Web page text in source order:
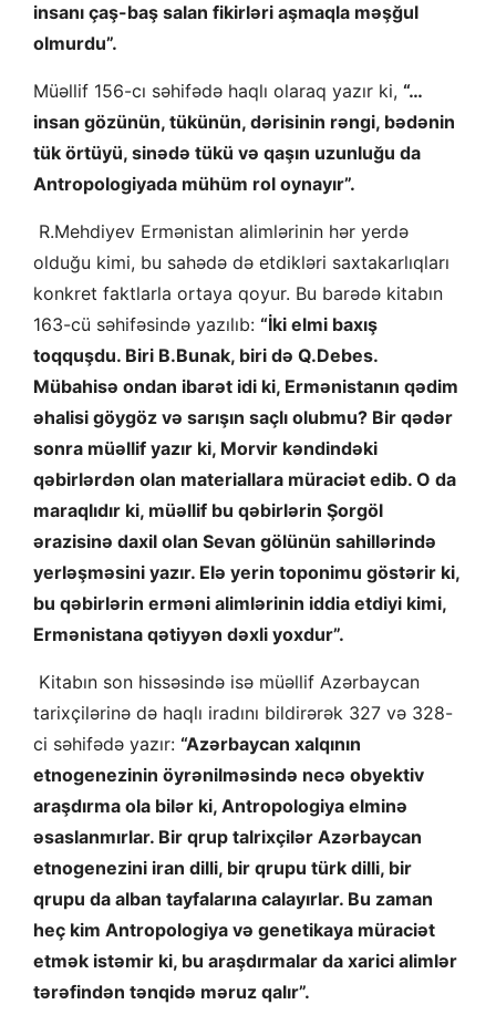
insanı çaş-baş salan fikirləri aşmaqla məşğul
olmurdu”.
Müəllif 156-cı səhifədə haqlı olaraq yazır ki, “…
insan gözünün, tükünün, dərisinin rəngi, bədənin
tük örtüyü, sinədə tükü və qaşın uzunluğu da
Antropologiyada mühüm rol oynayır”.
R.Mehdiyev Ermənistan alimlərinin hər yerdə
olduğu kimi, bu sahədə də etdikləri saxtakarlıqları
konkret faktlarla ortaya qoyur. Bu barədə kitabın
163-cü səhifəsində yazılıb: “İki elmi baxış
toqquşdu. Biri B.Bunak, biri də Q.Debes.
Mübahisə ondan ibarət idi ki, Ermənistanın qədim
əhalisi göygöz və sarışın saçlı olubmu? Bir qədər
sonra müəllif yazır ki, Morvir kəndindəki
qəbirlərdən olan materiallara müraciət edib. O da
maraqlıdır ki, müəllif bu qəbirlərin Şorgöl
ərazisinə daxil olan Sevan gölünün sahillərində
yerləşməsini yazır. Elə yerin toponimu göstərir ki,
bu qəbirlərin erməni alimlərinin iddia etdiyi kimi,
Ermənistana qətiyyən dəxli yoxdur”.
Kitabın son hissəsində isə müəllif Azərbaycan
tarixçilərinə də haqlı iradını bildirərək 327 və 328-
ci səhifədə yazır: “Azərbaycan xalqının
etnogenezinin öyrənilməsində necə obyektiv
araşdırma ola bilər ki, Antropologiya elminə
əsaslanmırlar. Bir qrup talrixçilər Azərbaycan
etnogenezini iran dilli, bir qrupu türk dilli, bir
qrupu da alban tayfalarına calayırlar. Bu zaman
heç kim Antropologiya və genetikaya müraciət
etmək istəmir ki, bu araşdırmalar da xarici alimlər
tərəfindən tənqidə məruz qalır”.